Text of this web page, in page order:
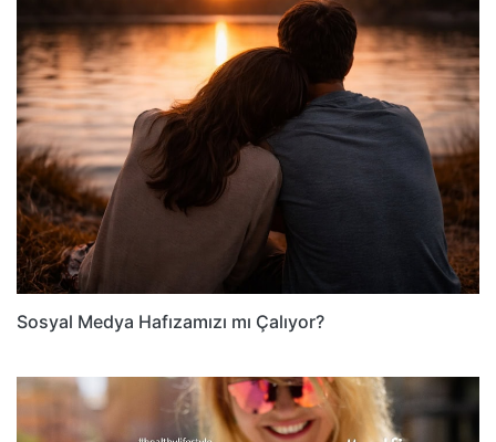
Sosyal Medya Hafızamızı mı Çalıyor?